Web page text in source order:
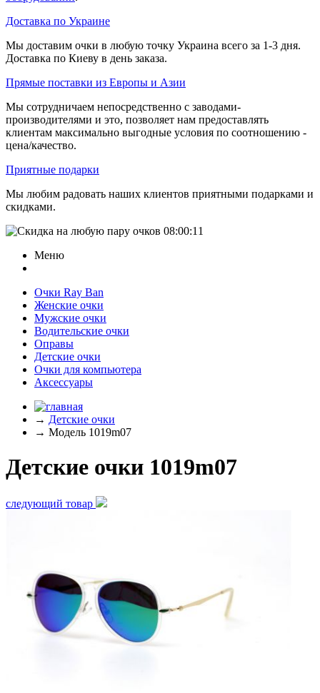
Доставка по Украине
Мы доставим очки в любую точку Украина всего за 1-3 дня.
Доставка по Киеву в день заказа.
Прямые поставки из Европы и Азии
Мы сотрудничаем непосредственно с заводами-
производителями и это, позволяет нам предоставлять
клиентам максимально выгодные условия по соотношению -
цена/качество.
Приятные подарки
Мы любим радовать наших клиентов приятными подарками и
скидками.
08:00:11
Меню
Очки Ray Ban
Женские очки
Мужские очки
Водительские очки
Оправы
Детские очки
Очки для компьютера
Аксессуары
→ Детские очки
→ Модель 1019m07
Детские очки 1019m07
следующий товар